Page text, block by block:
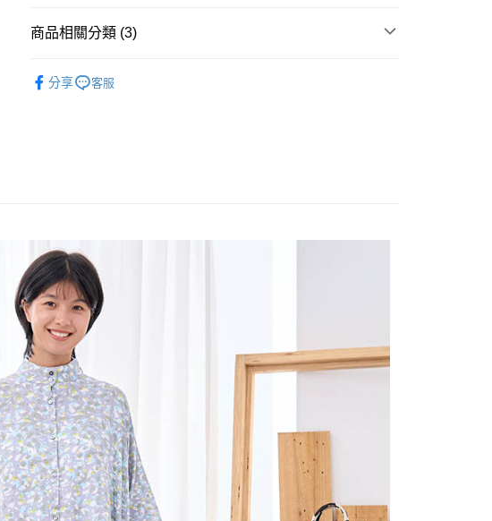
AFTEE先享後付
相關說明
AFTEE先享後付是「在收到商品之後才付款」的支付方式。 讓您購物簡單
便利好安心！
３．收到繳費通知簡訊後14天內，點擊此簡訊中的連結，可透過四大超商
／ATM／網路銀行／等多元方式進行付款，方視為交易完成。
※ 請注意：結帳手續完成當下不需立刻繳費，但若您需要取消訂單，請聯
絡購買商品的店家。未經商家同意取消之訂單仍視為有效，需透過AFTEE
先享後付繳納相關費用。
※ 交易是否成功請以「AFTEE先享後付 」之結帳頁面顯示為準，若有關於
是否繳費成功／繳費後需取消欲退款等相關疑問，請聯繫「AFTEE先享後
付客戶支援中心」
https://netprotections.freshdesk.com/support/home
【注意事項】
１．透過由恩沛科技股份有限公司提供之「AFTEE先享後付」服務完成之
交易，需依本服務之必要範圍內提供個人資料，並將交易相關給付款項請
求債權轉讓予恩沛科技股份有限公司。
２．關於個人資料處理事宜，請瀏覽以下網址：
https://aftee.tw/terms/#terms3
３．未成年的使用者請事先徵得法定代理人或監護人之同意方可使用
「AFTEE先享後付」，若未經同意申辦者引起之損失，本公司不負相關責
任。
ATM付款
每筆NT$60，滿NT$1,800(含以上)免運費
7-11取貨付款
每筆NT$60，滿NT$2,000(含以上)免運費
付款後7-11取貨
每筆NT$60，滿NT$2,000(含以上)免運費
黑貓宅急便(包裹尺寸60cm以下)
每筆NT$100，滿NT$2,000(含以上)免運費
黑貓宅急便(包裹尺寸90cm以下)
每筆NT$140，滿NT$2,000(含以上)免運費
商品相關分類 (3)
分享 客服